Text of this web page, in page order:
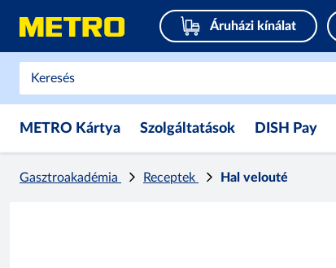
Áruházi kínálat
METRO Kártya Szolgáltatások DISH Pay
Gasztroakadémia Receptek Hal velouté